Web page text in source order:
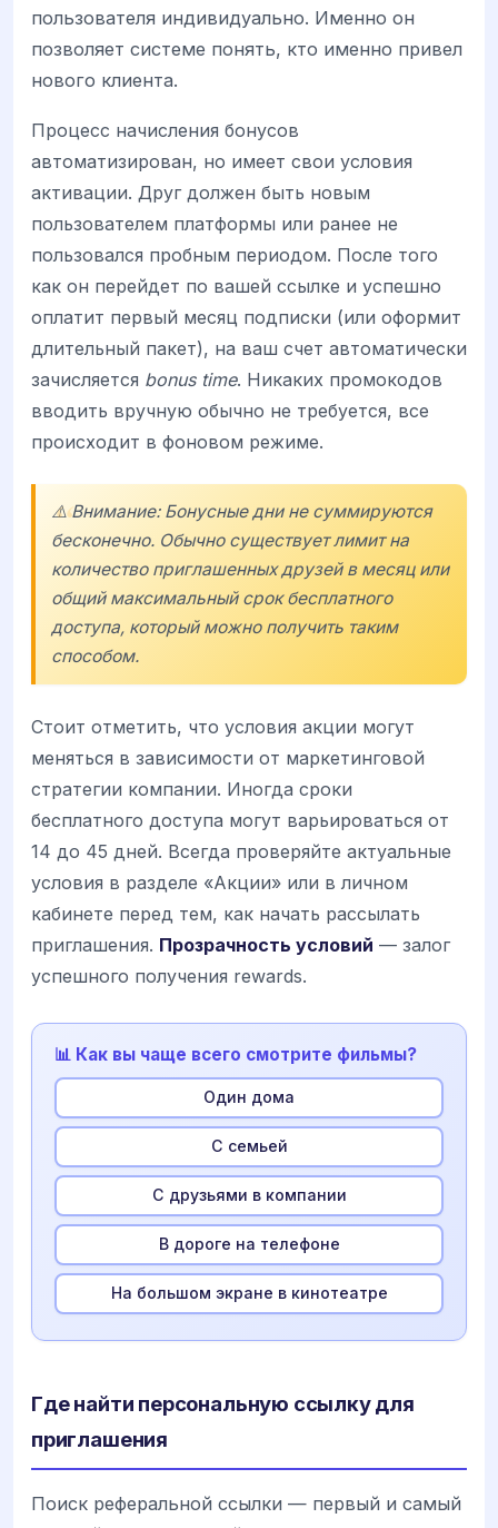
пользователя индивидуально. Именно он
позволяет системе понять, кто именно привел
нового клиента.
Процесс начисления бонусов
автоматизирован, но имеет свои условия
активации. Друг должен быть новым
пользователем платформы или ранее не
пользовался пробным периодом. После того
как он перейдет по вашей ссылке и успешно
оплатит первый месяц подписки (или оформит
длительный пакет), на ваш счет автоматически
зачисляется bonus time. Никаких промокодов
вводить вручную обычно не требуется, все
происходит в фоновом режиме.
⚠️ Внимание: Бонусные дни не суммируются
бесконечно. Обычно существует лимит на
количество приглашенных друзей в месяц или
общий максимальный срок бесплатного
доступа, который можно получить таким
способом.
Стоит отметить, что условия акции могут
меняться в зависимости от маркетинговой
стратегии компании. Иногда сроки
бесплатного доступа могут варьироваться от
14 до 45 дней. Всегда проверяйте актуальные
условия в разделе «Акции» или в личном
кабинете перед тем, как начать рассылать
приглашения. Прозрачность условий — залог
успешного получения rewards.
📊 Как вы чаще всего смотрите фильмы?
Один дома
С семьей
С друзьями в компании
В дороге на телефоне
На большом экране в кинотеатре
Где найти персональную ссылку для
приглашения
Поиск реферальной ссылки — первый и самый